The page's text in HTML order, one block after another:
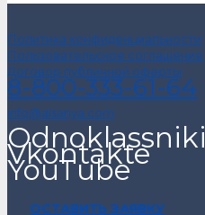
Политика конфиденциальности
Пользовательское соглашение
Договор публичной оферты
8-800-333-61-64
info@alsariya.com
Odnoklassniki
Vkontakte
YouTube
ОСТАВИТЬ ЗАЯВКУ